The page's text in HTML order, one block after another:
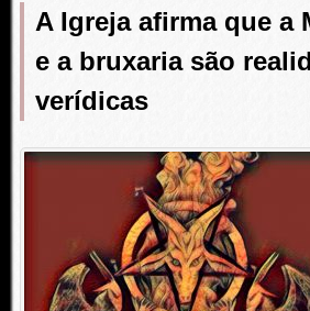
A Igreja afirma que a
e a bruxaria são
verídicas